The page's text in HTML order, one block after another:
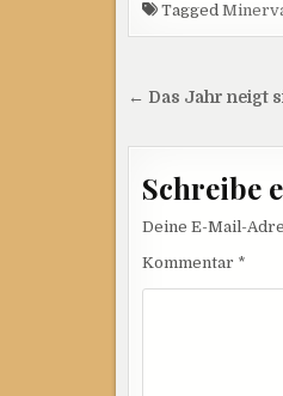
Tagged
← Das Jahr neigt
Schreibe
Deine E-Mail-
Kommentar *